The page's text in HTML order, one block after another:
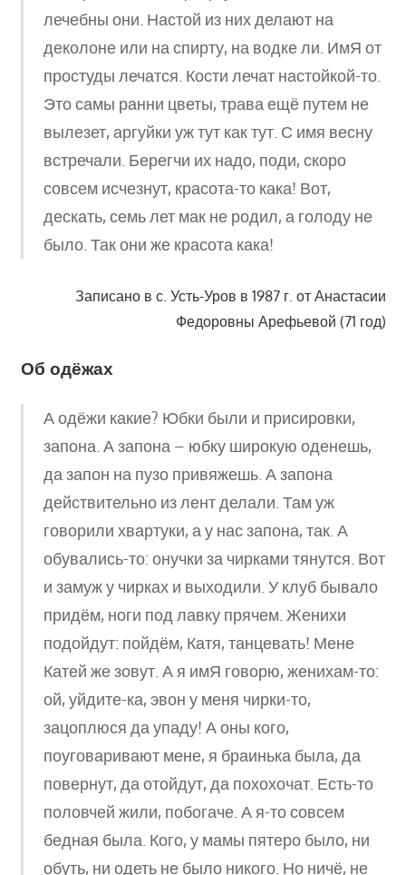
лечебны они. Настой из них делают на
деколоне или на спирту, на водке ли. ИмЯ от
простуды лечатся. Кости лечат настойкой-то.
Это самы ранни цветы, трава ещё путем не
вылезет, аргуйки уж тут как тут. С имя весну
встречали. Берегчи их надо, поди, скоро
совсем исчезнут, красота-то кака! Вот,
дескать, семь лет мак не родил, а голоду не
было. Так они же красота кака!
Записано в с. Усть-Уров в 1987 г. от Анастасии
Федоровны Арефьевой (71 год)
Об одёжах
А одёжи какие? Юбки были и присировки,
запона. А запона – юбку широкую оденешь,
да запон на пузо привяжешь. А запона
действительно из лент делали. Там уж
говорили хвартуки, а у нас запона, так. А
обувались-то: онучки за чирками тянутся. Вот
и замуж у чирках и выходили. У клуб бывало
придём, ноги под лавку прячем. Женихи
подойдут: пойдём, Катя, танцевать! Мене
Катей же зовут. А я имЯ говорю, женихам-то:
ой, уйдите-ка, эвон у меня чирки-то,
зацоплюся да упаду! А оны кого,
поуговаривают мене, я браинька была, да
повернут, да отойдут, да похохочат. Есть-то
половчей жили, побогаче. А я-то совсем
бедная была. Кого, у мамы пятеро было, ни
обуть, ни одеть не было никого. Но ничё, не